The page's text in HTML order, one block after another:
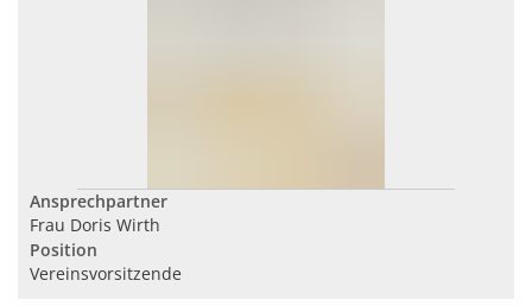
Ansprechpartner
Frau Doris Wirth
Position
Vereinsvorsitzende